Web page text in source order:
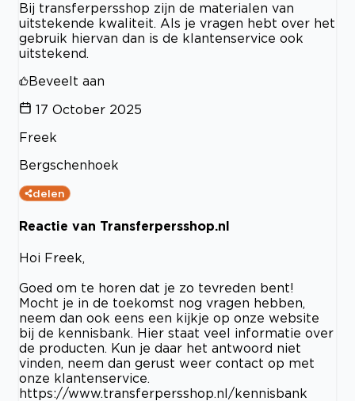
Bij transferpersshop zijn de materialen van
uitstekende kwaliteit. Als je vragen hebt over het
gebruik hiervan dan is de klantenservice ook
uitstekend.
Beveelt aan
17 October 2025
Freek
Bergschenhoek
delen
Reactie van Transferpersshop.nl
Hoi Freek,
Goed om te horen dat je zo tevreden bent!
Mocht je in de toekomst nog vragen hebben,
neem dan ook eens een kijkje op onze website
bij de kennisbank. Hier staat veel informatie over
de producten. Kun je daar het antwoord niet
vinden, neem dan gerust weer contact op met
onze klantenservice.
https://www.transferpersshop.nl/kennisbank